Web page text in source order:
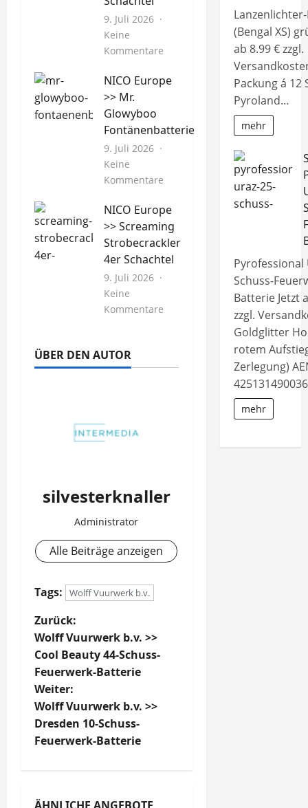
9. Juli 2026
Keine
Kommentare
Europe
10er
NICO Europe
>> Mr.
Glowyboo
Fontänenbatterie
9. Juli 2026
Keine
Kommentare
Europe
>>
Mr.
Glowyboo
Fontänenbatterie
NICO Europe
>> Screaming
Strobecrackler
4er Schachtel
9. Juli 2026
Keine
Kommentare
Screaming
ÜBER DEN AUTOR
silvesterknaller
Administrator
Alle Beiträge anzeigen
Tags: Wolff Vuurwerk b.v.
B
e
i
t
r
g
Zurück:
Wolff Vuurwerk b.v. >>
Cool Beauty 44-Schuss-
Feuerwerk-Batterie
Weiter:
Wolff Vuurwerk b.v. >>
Dresden 10-Schuss-
Feuerwerk-Batterie
(Bengal XS)
ab 8.99 € zzgl.
Packung á 12
Pyroland…
mehr
Pyrofessional
Schuss-
Batterie Jetzt
zzgl.
Goldglitter
rotem
Zerlegung)
mehr